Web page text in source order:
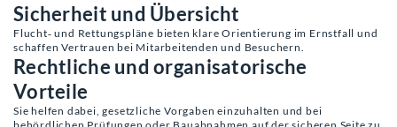
Sicherheit und Übersicht
Flucht‑ und Rettungspläne bieten klare Orientierung im Ernstfall und
schaffen Vertrauen bei Mitarbeitenden und Besuchern.
Rechtliche und organisatorische
Vorteile
Sie helfen dabei, gesetzliche Vorgaben einzuhalten und bei